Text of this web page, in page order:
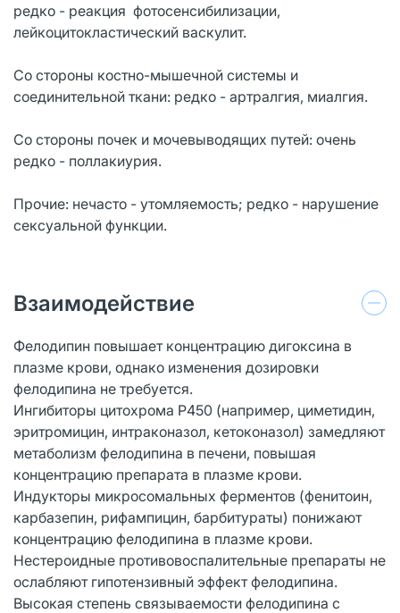
редко - реакция фотосенсибилизации,
лейкоцитокластический васкулит.
Со стороны костно-мышечной системы и
соединительной ткани: редко - артралгия, миалгия.
Со стороны почек и мочевыводящих путей: очень
редко - поллакиурия.
Прочие: нечасто - утомляемость; редко - нарушение
сексуальной функции.
Взаимодействие
Фелодипин повышает концентрацию дигоксина в
плазме крови, однако изменения дозировки
фелодипина не требуется.
Ингибиторы цитохрома Р450 (например, циметидин,
эритромицин, интраконазол, кетоконазол) замедляют
метаболизм фелодипина в печени, повышая
концентрацию препарата в плазме крови.
Индукторы микросомальных ферментов (фенитоин,
карбазепин, рифампицин, барбитураты) понижают
концентрацию фелодипина в плазме крови.
Нестероидные противовоспалительные препараты не
ослабляют гипотензивный эффект фелодипина.
Высокая степень связываемости фелодипина с